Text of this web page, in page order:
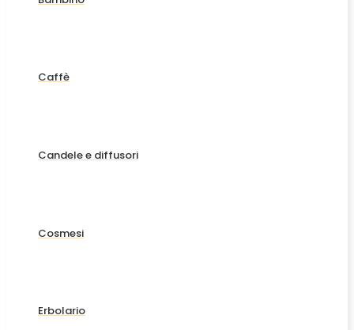
Caffè
Candele e diffusori
Cosmesi
Erbolario